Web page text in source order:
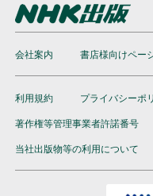
会社案内 書店様向けペー
利用規約 プライバシーポ
著作権等管理事業者許諾番号
当社出版物等の利用について